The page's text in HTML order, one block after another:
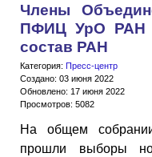
Члены
ПФИЦ УрО РАН
состав РАН
Категория: Пресс-центр
Создано: 03 июня 2022
Обновлено: 17 июня 2022
Просмотров: 5082
На общем
прошли выборы